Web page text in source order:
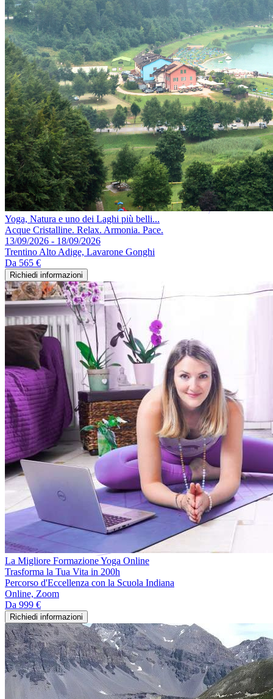
Yoga, Natura e uno dei Laghi più belli...
Acque Cristalline. Relax. Armonia. Pace.
13/09/2026 - 18/09/2026
Trentino Alto Adige, Lavarone Gonghi
Da 565 €
Richiedi informazioni
La Migliore Formazione Yoga Online
Trasforma la Tua Vita in 200h
Percorso d'Eccellenza con la Scuola Indiana
Online, Zoom
Da 999 €
Richiedi informazioni